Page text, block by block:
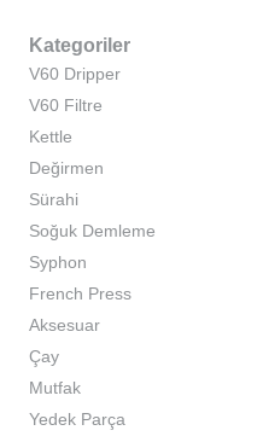
Kategoriler
V60 Dripper
V60 Filtre
Kettle
Değirmen
Sürahi
Soğuk Demleme
Syphon
French Press
Aksesuar
Çay
Mutfak
Yedek Parça